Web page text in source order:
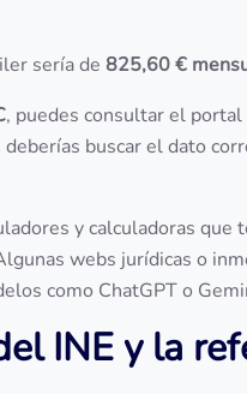
sería de 825,60 €
, puedes consultar el portal
deberías buscar el dato
y calculadoras
webs jurídicas o
como ChatGPT o
INE y la